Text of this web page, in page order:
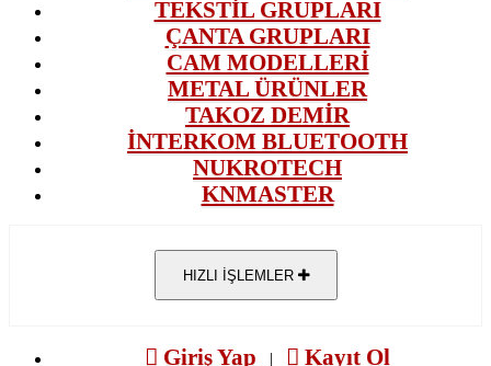
TEKSTİL GRUPLARI
ÇANTA GRUPLARI
CAM MODELLERİ
METAL ÜRÜNLER
TAKOZ DEMİR
İNTERKOM BLUETOOTH
NUKROTECH
KNMASTER
HIZLI İŞLEMLER
Giriş Yap |
Kayıt Ol